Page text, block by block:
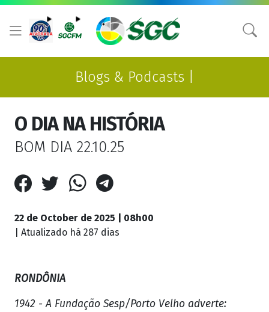
Blogs & Podcasts |
O DIA NA HISTÓRIA
BOM DIA 22.10.25
22 de October de 2025 | 08h00
| Atualizado há 287 dias
RONDÔNIA
1942 - A Fundação Sesp/Porto Velho adverte: